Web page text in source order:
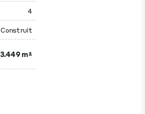
4
Construit
3.449 m²